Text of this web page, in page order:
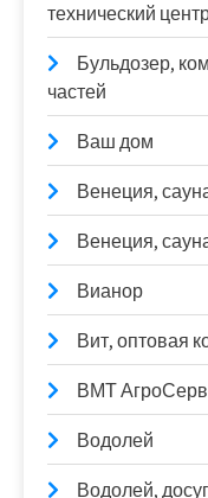
технический
Бульдозер,
частей
Ваш дом
Венеция,
Венеция,
Вианор
Вит, оптовая
ВМТ
Водолей
Водолей,